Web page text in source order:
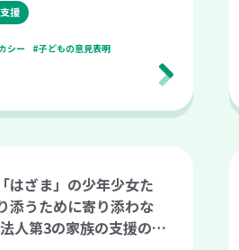
援
シー
#子どもの意見表明
はざま」の少年少女た
添うために寄り添わな
人第3の家族の支援のあ